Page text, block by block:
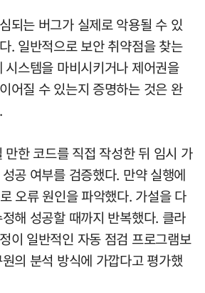
되는 버그가 실제로 악용될 수 있
. 일반적으로 보안 취약점을 찾는
시스템을 마비시키거나 제어권을
어질 수 있는지 증명하는 것은 완
만한 코드를 직접 작성한 뒤 임시 가
공 여부를 검증했다. 만약 실행에
오류 원인을 파악했다. 가설을 다
해 성공할 때까지 반복했다. 클라
이 일반적인 자동 점검 프로그램보
의 분석 방식에 가깝다고 평가했